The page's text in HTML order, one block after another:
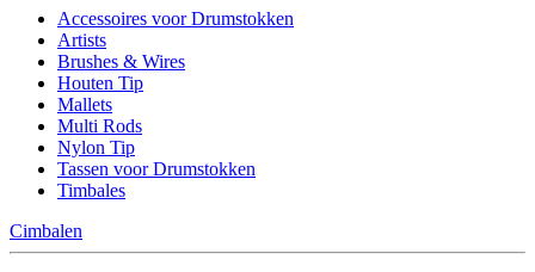
Accessoires voor Drumstokken
Artists
Brushes & Wires
Houten Tip
Mallets
Multi Rods
Nylon Tip
Tassen voor Drumstokken
Timbales
Cimbalen